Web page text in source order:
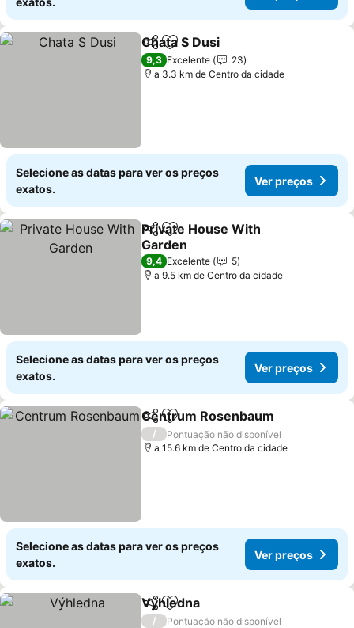
PartilharAdicionar aos favoritos
Chata S Dusi
9,3 Excelente
23
a 3.3 km de Centro da cidade
Selecione as datas para ver os preços
exatos.
Ver preços
PartilharAdicionar aos favoritos
Private House With
Garden
9,4 Excelente
5
a 9.5 km de Centro da cidade
Selecione as datas para ver os preços
exatos.
Ver preços
PartilharAdicionar aos favoritos
Centrum Rosenbaum
/
Pontuação não disponível
a 15.6 km de Centro da cidade
Selecione as datas para ver os preços
exatos.
Ver preços
PartilharAdicionar aos favoritos
Výhledna
/
Pontuação não disponível